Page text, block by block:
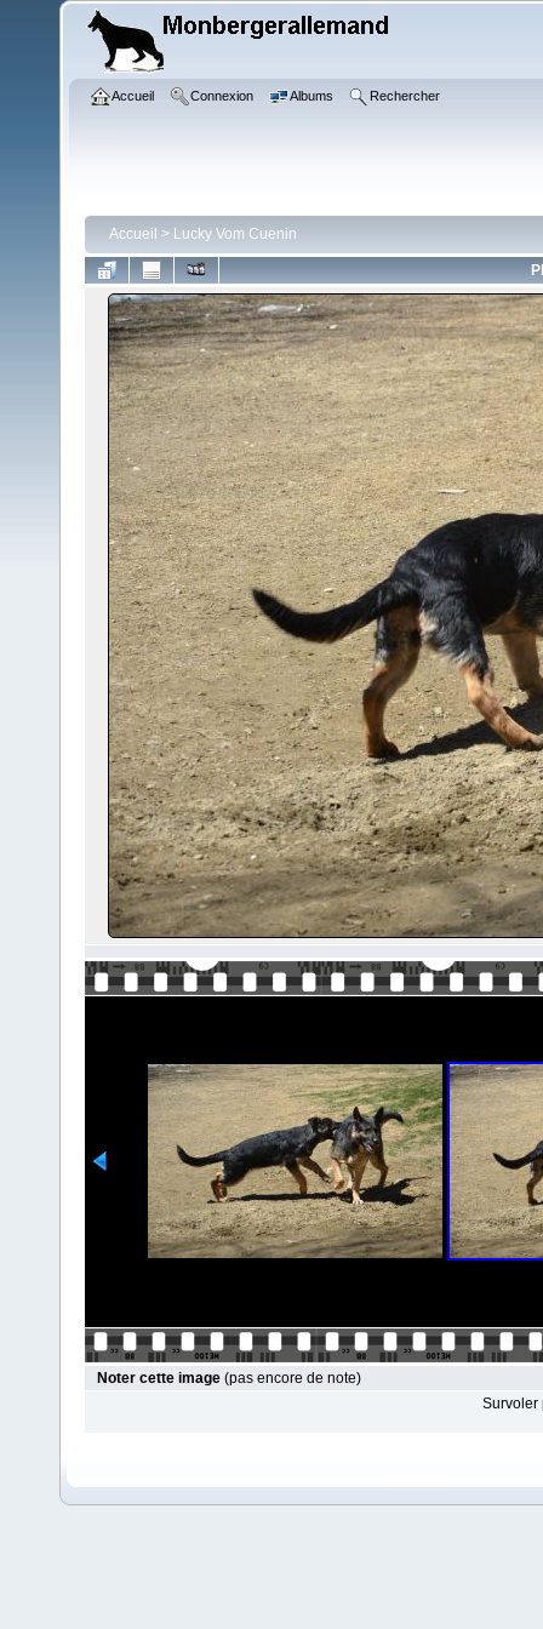
Accueil Connexion Albums Rechercher
Accueil > Lucky Vom Cuenin
Noter cette image (pas encore de note)
Survoler